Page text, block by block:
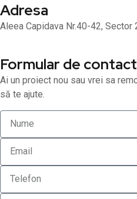
Adresa
Aleea Capidava Nr.40-42, Sector
Formular de contact
Ai un proiect nou sau vrei sa
să te ajute.